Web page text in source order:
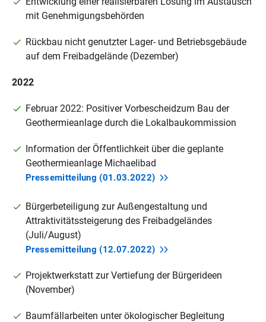
mit Genehmigungsbehörden
Rückbau nicht genutzter Lager- und Betriebsgebäude
auf dem Freibadgelände (Dezember)
2022
Februar 2022: Positiver Vorbescheidzum Bau der
Geothermieanlage durch die Lokalbaukommission
Information der Öffentlichkeit über die geplante
Geothermieanlage Michaelibad
Pressemitteilung (01.03.2022)
Bürgerbeteiligung zur Außengestaltung und
Attraktivitätssteigerung des Freibadgeländes
(Juli/August)
Pressemitteilung (12.07.2022)
Projektwerkstatt zur Vertiefung der Bürgerideen
(November)
Baumfällarbeiten unter ökologischer Begleitung